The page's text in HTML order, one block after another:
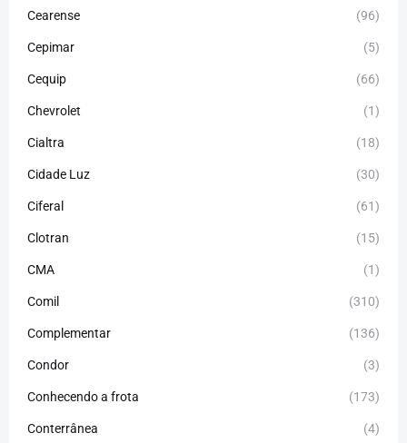
Cearense (96)
Cepimar (5)
Cequip (66)
Chevrolet (1)
Cialtra (18)
Cidade Luz (30)
Ciferal (61)
Clotran (15)
CMA (1)
Comil (310)
Complementar (136)
Condor (3)
Conhecendo a frota (173)
Conterrânea (4)